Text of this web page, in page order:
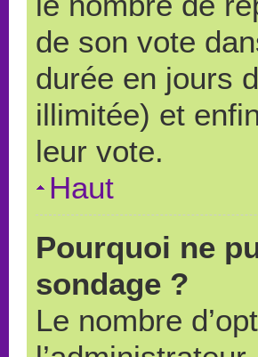
de son vote
durée en jours
illimitée) et
leur vote.
Haut
Pourquoi ne
sondage ?
Le nombre